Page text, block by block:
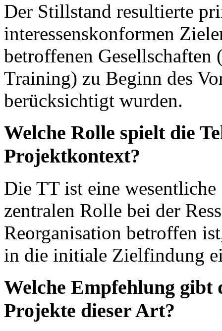
Der Stillstand resultierte
interessenskonformen
betroffenen Gesellschaften
Training) zu Beginn des
berücksichtigt wurden.
Welche Rolle spielt die
Projektkontext?
Die TT ist eine
zentralen Rolle bei der
Reorganisation betroffen
in die initiale Zielfindung
Welche Empfehlung
Projekte dieser Art?